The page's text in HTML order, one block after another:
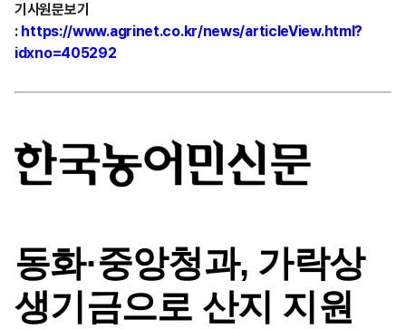
기사원문보기
: https://www.agrinet.co.kr/news/articleView.html?
idxno=405292
동화·중앙청과, 가락상
생기금으로 산지 지원